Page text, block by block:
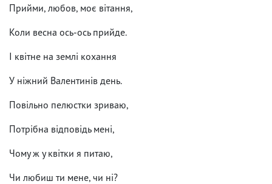
Прийми, любов, моє вітання,
Коли весна ось-ось прийде.
І квітне на землі кохання
У ніжний Валентинів день.
Повільно пелюстки зриваю,
Потрібна відповідь мені,
Чому ж у квітки я питаю,
Чи любиш ти мене, чи ні?